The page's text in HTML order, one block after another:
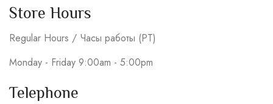
Store Hours
Regular Hours / Часы работы (PT)
Monday - Friday 9:00am - 5:00pm
Telephone